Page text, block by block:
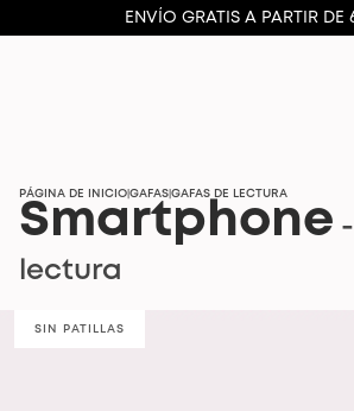
ENVÍO GRATIS A PARTIR DE
PÁGINA DE INICIO GAFAS GAFAS DE LECTURA
Smartphone
lectura
SIN PATILLAS